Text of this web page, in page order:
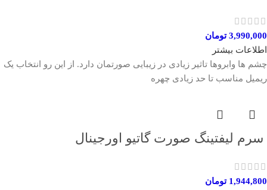
3,990,000 تومان
اطلاعات بیشتر
چشم ها وابروها تاثیر زیادی در زیبایی صورتمان دارد. از این رو انتخاب یک
ریمیل مناسب تا حد زیادی چهره
سرم ليفتينگ صورت گاتیو اورجینال
1,944,800 تومان